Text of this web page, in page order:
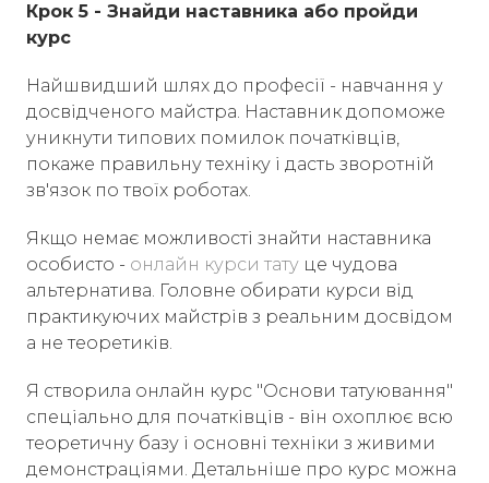
Крок 5 - Знайди наставника або пройди
курс
Найшвидший шлях до професії - навчання у
досвідченого майстра. Наставник допоможе
уникнути типових помилок початківців,
покаже правильну техніку і дасть зворотній
зв'язок по твоїх роботах.
Якщо немає можливості знайти наставника
особисто - онлайн курси тату це чудова
альтернатива. Головне обирати курси від
практикуючих майстрів з реальним досвідом
а не теоретиків.
Я створила онлайн курс "Основи татуювання"
спеціально для початківців - він охоплює всю
теоретичну базу і основні техніки з живими
демонстраціями. Детальніше про курс можна